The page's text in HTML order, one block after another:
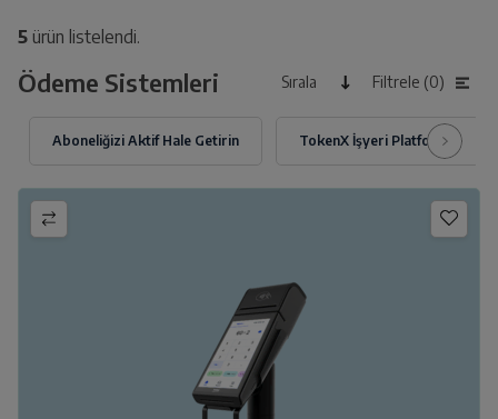
5 ürün listelendi.
Ödeme Sistemleri Sırala Filtrele (0)